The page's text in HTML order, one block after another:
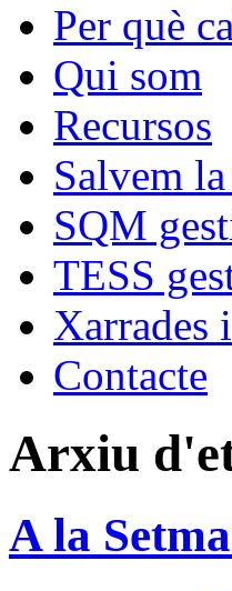
Per què
Qui som
Recursos
Salvem
SQM
TESS
Xarrades
Contacte
Arxiu
A la